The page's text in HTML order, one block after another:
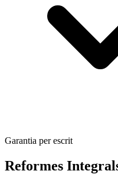
Garantia per escrit
Reformes